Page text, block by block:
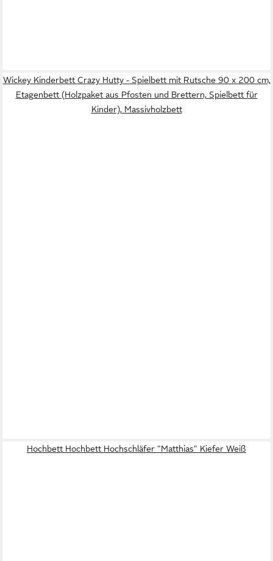
Wickey Kinderbett Crazy Hutty - Spielbett mit Rutsche 90 x 200 cm,
Etagenbett (Holzpaket aus Pfosten und Brettern, Spielbett für
Kinder), Massivholzbett
Hochbett Hochbett Hochschläfer "Matthias" Kiefer Weiß